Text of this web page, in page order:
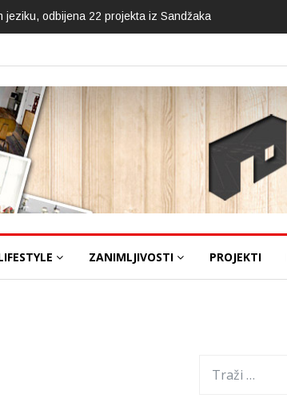
odbijena 22 projekta iz Sandžaka
ZANIMLJIVOSTI PROJEKTI